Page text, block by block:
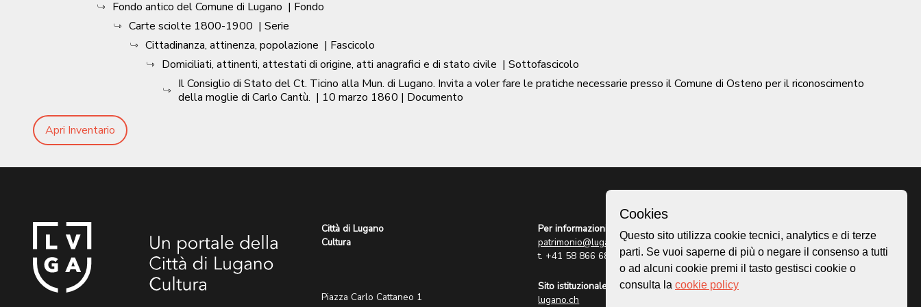
Fondo antico del Comune di Lugano | Fondo
Carte sciolte 1800-1900 | Serie
Cittadinanza, attinenza, popolazione | Fascicolo
Domiciliati, attinenti, attestati di origine, atti anagrafici e di stato civile | Sottofascicolo
Il Consiglio di Stato del Ct. Ticino alla Mun. di Lugano. Invita a voler fare le pratiche necessarie presso il Comune di Osteno per il riconoscimento
della moglie di Carlo Cantù. | 10 marzo 1860 | Documento
Apri Inventario
Città di Lugano
Cultura
Piazza Carlo Cattaneo 1
Per informazioni:
patrimonio@lugano.ch
t. +41 58 866 68 50
Sito istituzionale:
lugano.ch
Homepage
Mappa
Storie
Cookies
Questo sito utilizza cookie tecnici, analytics e di terze
parti. Se vuoi saperne di più o negare il consenso a tutti
o ad alcuni cookie premi il tasto gestisci cookie o
consulta la cookie policy